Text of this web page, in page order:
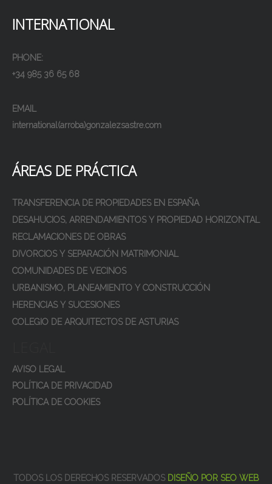
INTERNATIONAL
PHONE:
+34 985 36 65 68
EMAIL
international(arroba)gonzalezsastre.com
ÁREAS DE PRÁCTICA
TRANSFERENCIA DE PROPIEDADES EN ESPAÑA
DESAHUCIOS, ARRENDAMIENTOS Y PROPIEDAD HORIZONTAL
RECLAMACIONES DE OBRAS
DIVORCIOS Y SEPARACIÓN MATRIMONIAL
COMUNIDADES DE VECINOS
URBANISMO, PLANEAMIENTO Y CONSTRUCCIÓN
HERENCIAS Y SUCESIONES
COLEGIO DE ARQUITECTOS DE ASTURIAS
AVISO LEGAL
POLÍTICA DE PRIVACIDAD
POLÍTICA DE COOKIES
TODOS LOS DERECHOS RESERVADOS DISEÑO POR SEO WEB